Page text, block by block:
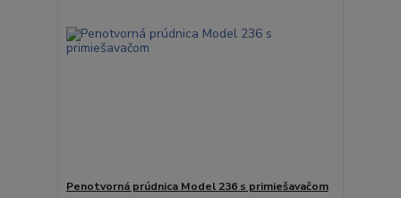
Penotvorná prúdnica Model 236 s primiešavačom